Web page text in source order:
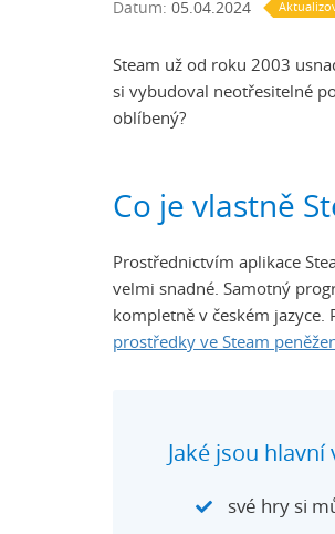
Datum: 05.04.2024
Steam už od roku 2003
si vybudoval neotřesitelné
oblíbený?
Co je vlastně
Prostřednictvím aplikace
velmi snadné. Samotný
kompletně v českém
prostředky ve Steam
Jaké jsou
své hry si